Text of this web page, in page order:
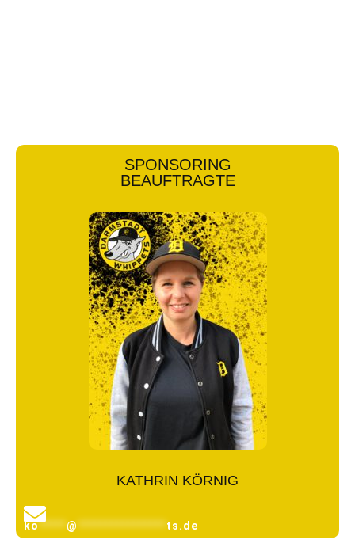
SPONSORING
BEAUFTRAGTE
KATHRIN KÖRNIG
ko***** @ **************** ts.de